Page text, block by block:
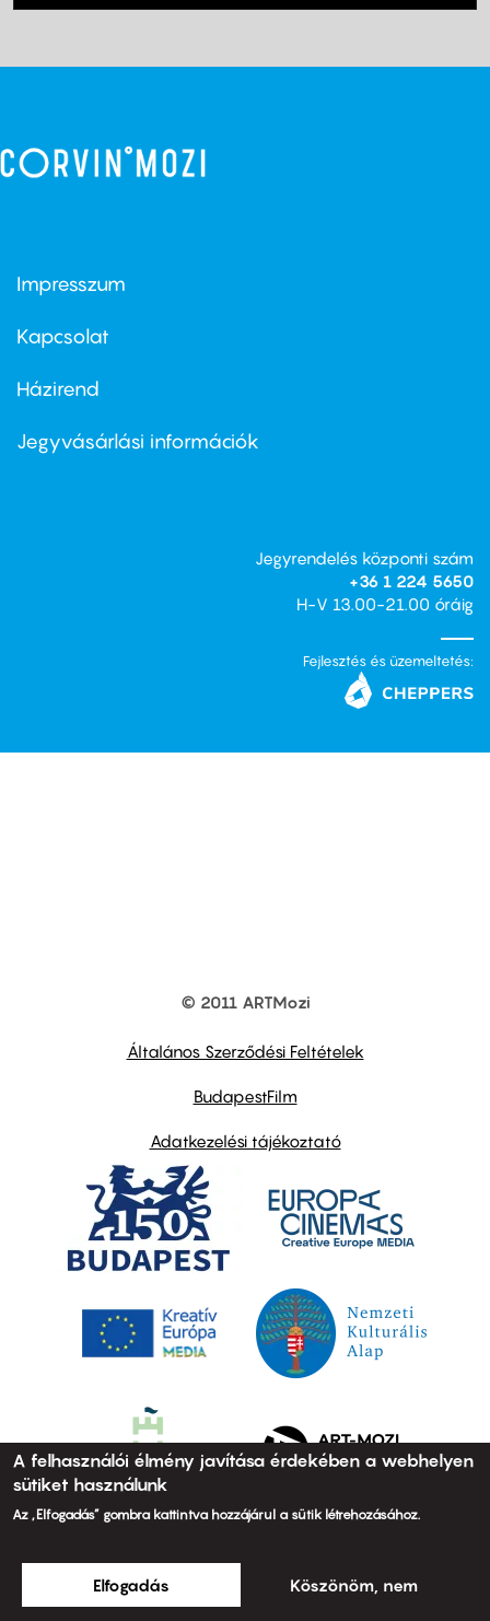
Footer
first
Impresszum
Kapcsolat
Footer
second
Házirend
Jegyvásárlási információk
Jegyrendelés központi szám
+36 1 224 5650
H-V 13.00-21.00 óráig
Fejlesztés és üzemeltetés:
© 2011 ARTMozi
Általános Szerződési Feltételek
BudapestFilm
Adatkezelési tájékoztató
A felhasználói élmény javítása érdekében a webhelyen
sütiket használunk
Az „Elfogadás” gombra kattintva hozzájárul a sütik létrehozásához.
Elfogadás Köszönöm, nem